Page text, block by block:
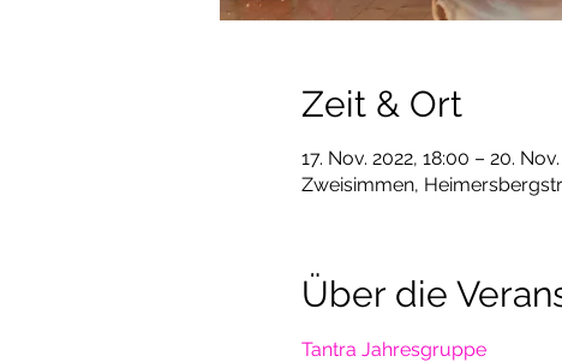
Zeit & Ort
17. Nov. 2022, 18:00 – 20.
Zweisimmen,
Über die
Tantra Jahresgruppe